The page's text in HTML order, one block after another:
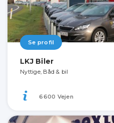
Se profil
LKJ Biler
Nyttige, Båd & bil
6600 Vejen